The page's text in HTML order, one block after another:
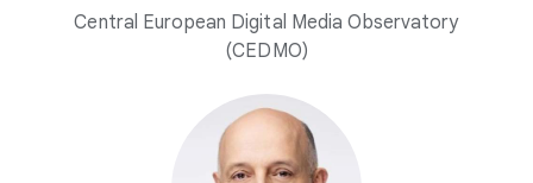
Central European Digital Media Observatory
(CEDMO)